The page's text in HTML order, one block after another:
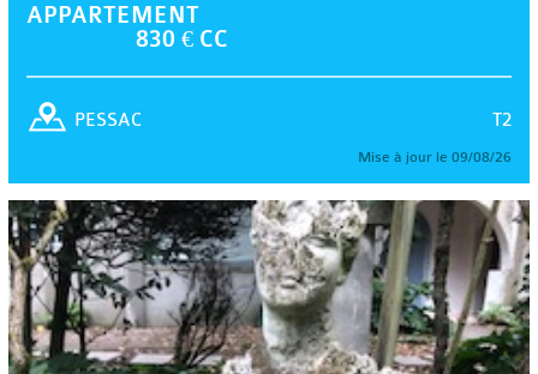
APPARTEMENT
830 € CC
T2
PESSAC
Mise à jour le 09/08/26